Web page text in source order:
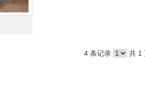
4 条记录 共 1